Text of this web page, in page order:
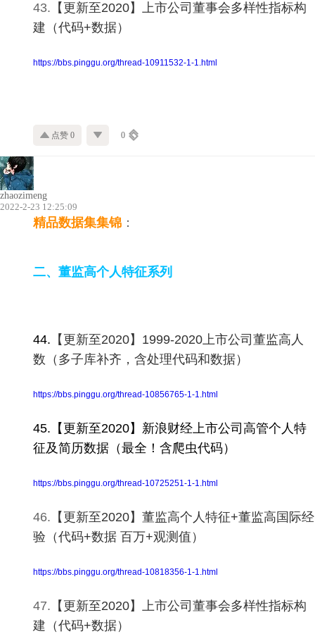
43. 【更新至2020】上市公司董事会多样性指标构
建（代码+数据）
https://bbs.pinggu.org/thread-10911532-1-1.html
点赞 0 0
zhaozimeng
2022-2-23 12:25:09
精品数据集集锦 ：
二、董监高个人特征系列
44. 【更新至2020】1999-2020上市公司董监高人
数（多子库补齐，含处理代码和数据）
https://bbs.pinggu.org/thread-10856765-1-1.html
45.【更新至2020】新浪财经上市公司高管个人特
征及简历数据（最全！含爬虫代码）
https://bbs.pinggu.org/thread-10725251-1-1.html
46. 【更新至2020】董监高个人特征+董监高国际经
验（代码+数据 百万+观测值）
https://bbs.pinggu.org/thread-10818356-1-1.html
47. 【更新至2020】上市公司董事会多样性指标构
建（代码+数据）